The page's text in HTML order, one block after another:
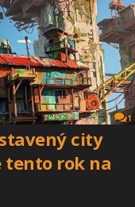
1
city
tento rok na